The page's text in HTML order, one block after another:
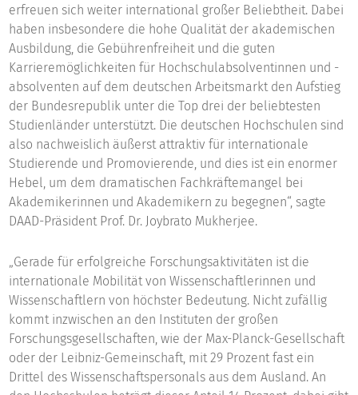
erfreuen sich weiter international großer Beliebtheit. Dabei
haben insbesondere die hohe Qualität der akademischen
Ausbildung, die Gebührenfreiheit und die guten
Karrieremöglichkeiten für Hochschulabsolventinnen und -
absolventen auf dem deutschen Arbeitsmarkt den Aufstieg
der Bundesrepublik unter die Top drei der beliebtesten
Studienländer unterstützt. Die deutschen Hochschulen sind
also nachweislich äußerst attraktiv für internationale
Studierende und Promovierende, und dies ist ein enormer
Hebel, um dem dramatischen Fachkräftemangel bei
Akademikerinnen und Akademikern zu begegnen“, sagte
DAAD-Präsident Prof. Dr. Joybrato Mukherjee.
„Gerade für erfolgreiche Forschungsaktivitäten ist die
internationale Mobilität von Wissenschaftlerinnen und
Wissenschaftlern von höchster Bedeutung. Nicht zufällig
kommt inzwischen an den Instituten der großen
Forschungsgesellschaften, wie der Max-Planck-Gesellschaft
oder der Leibniz-Gemeinschaft, mit 29 Prozent fast ein
Drittel des Wissenschaftspersonals aus dem Ausland. An